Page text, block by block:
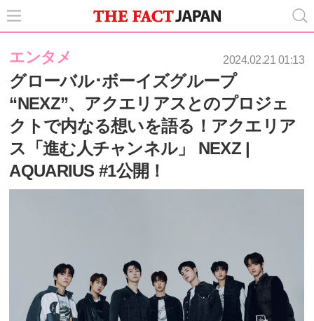
エンタメ 2024.02.21 01:13
グローバル･ボーイズグループ
“NEXZ”、アクエリアスとのプロジェ
クトで内なる想いを語る！アクエリア
ス「進む人チャンネル」 NEXZ |
AQUARIUS #1公開！